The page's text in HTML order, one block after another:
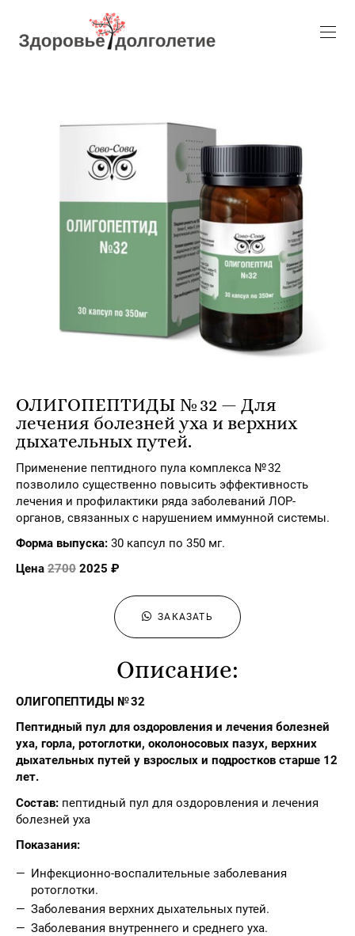
ОЛИГОПЕПТИДЫ № 32 — Для
лечения болезней уха и верхних
дыхательных путей.
Применение пептидного пула комплекса № 32
позволило существенно повысить эффективность
лечения и профилактики ряда заболеваний ЛОР-
органов, связанных с нарушением иммунной системы.
Форма выпуска: 30 капсул по 350 мг.
Цена 2700 2025 ₽
ЗАКАЗАТЬ
Описание:
ОЛИГОПЕПТИДЫ № 32
Пептидный пул для оздоровления и лечения болезней
уха, горла, ротоглотки, околоносовых пазух, верхних
дыхательных путей у взрослых и подростков старше 12
лет.
Состав: пептидный пул для оздоровления и лечения
болезней уха
Показания:
Инфекционно-воспалительные заболевания
ротоглотки.
Заболевания верхних дыхательных путей.
Заболевания внутреннего и среднего уха.